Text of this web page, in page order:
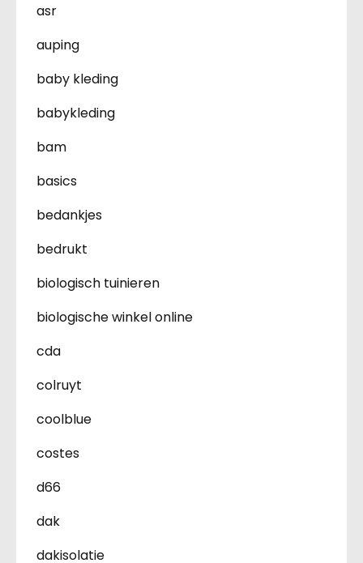
asr
auping
baby kleding
babykleding
bam
basics
bedankjes
bedrukt
biologisch tuinieren
biologische winkel online
cda
colruyt
coolblue
costes
d66
dak
dakisolatie